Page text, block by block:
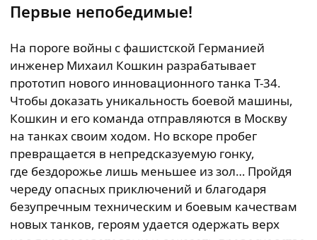
Первые непобедимые!
На пороге войны с фашистской Германией
инженер Михаил Кошкин разрабатывает
прототип нового инновационного танка Т-34.
Чтобы доказать уникальность боевой машины,
Кошкин и его команда отправляются в Москву
на танках своим ходом. Но вскоре пробег
превращается в непредсказуемую гонку,
где бездорожье лишь меньшее из зол… Пройдя
череду опасных приключений и благодаря
безупречным техническим и боевым качествам
новых танков, героям удается одержать верх